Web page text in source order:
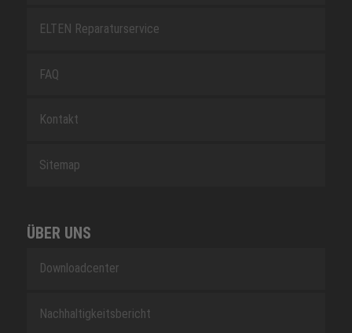
ELTEN Reparaturservice
FAQ
Kontakt
Sitemap
ÜBER UNS
Downloadcenter
Nachhaltigkeitsbericht